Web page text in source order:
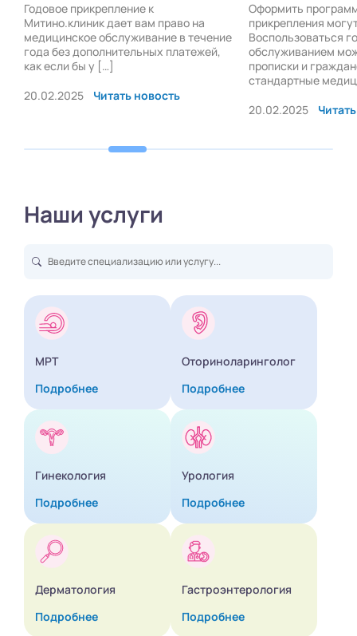
прикрепление к
дает вам право на
обслуживание в течение
дополнительных платежей,
бы у […]
Читать новость
Оформить программу годового
прикрепления могут все
Воспользоваться годовым
обслуживанием можно без ОМС,
прописки и гражданства. Все
стандартные медицинские
Читать новость
Наши услуги
МРТ
Подробнее
Оториноларинголог
Подробнее
Гинекология
Подробнее
Урология
Подробнее
Дерматология
Подробнее
Гастроэнтерология
Подробнее